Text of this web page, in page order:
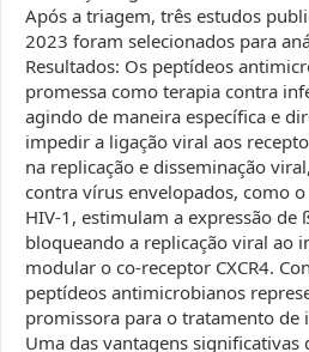
Após a triagem, três estudos
2023 foram selecionados para
Resultados: Os peptídeos
promessa como terapia contra
agindo de maneira específica e
impedir a ligação viral aos
na replicação e disseminação
contra vírus envelopados, como
HIV-1, estimulam a expressão de
bloqueando a replicação viral ao
modular o co-receptor CXCR4.
peptídeos antimicrobianos
promissora para o tratamento de
Uma das vantagens significativas